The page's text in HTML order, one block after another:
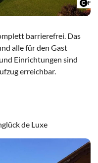
barrierefrei. Das
alle für den Gast
Einrichtungen sind
erreichbar.
de Luxe